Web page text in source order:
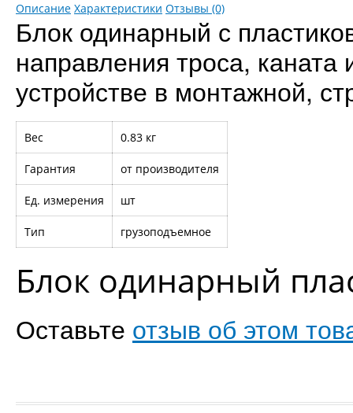
Описание Характеристики Отзывы (0)
Блок одинарный с
направления троса,
устройстве в монтажной,
Вес 0.83 кг
Гарантия от производителя
Ед. измерения шт
Тип грузоподъемное
Блок одинарный
Оставьте отзыв об этом